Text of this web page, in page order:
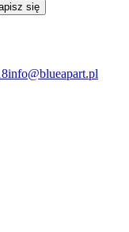
się
info@blueapart.pl